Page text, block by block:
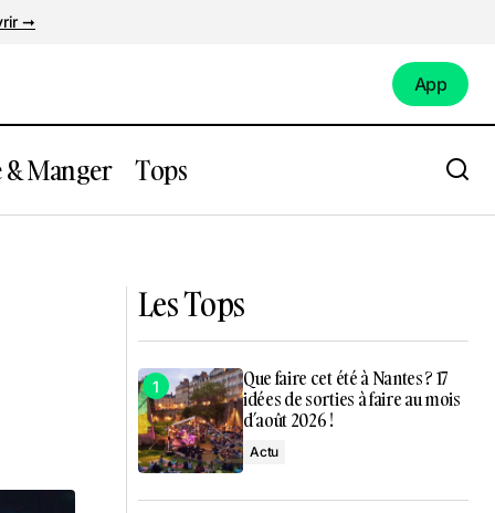
➞
App
Manger Tops
Les Tops
Que faire cet été à Nantes ? 17
idées de sorties à faire au mois
d’août 2026 !
Actu